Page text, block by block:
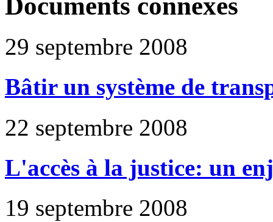
Documents connexes
29 septembre 2008
Bâtir un système de
22 septembre 2008
L'accès à la justice: un
19 septembre 2008